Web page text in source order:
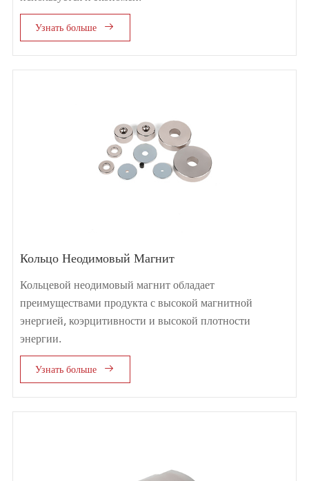
Узнать больше 
Кольцо Неодимовый Магнит
Кольцевой неодимовый магнит обладает
преимуществами продукта с высокой магнитной
энергией, коэрцитивности и высокой плотности
энергии.
Узнать больше 